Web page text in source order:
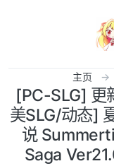
主页
[PC-SLG] 更
美SLG/动态]
说
Saga